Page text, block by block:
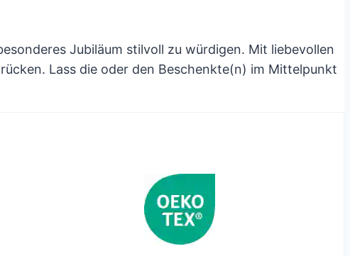
Jubiläum stilvoll zu würdigen. Mit liebevollen
Lass die oder den Beschenkte(n) im Mittelpunkt